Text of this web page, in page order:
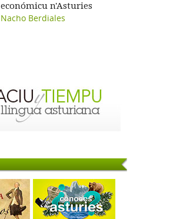
económicu n'Asturies
Nacho Berdiales